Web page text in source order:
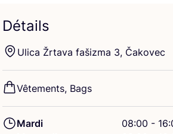
Détails
Uli­ca Žrta­va fašiz­ma 3, Čakovec
Vête­ments, Bags
Mardi
08:00 -